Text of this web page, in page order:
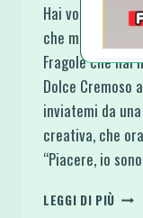
Hai voglia di
che magari ti
Fragole che hai
Dolce Cremoso
inviatemi da
creativa, che
“Piacere, io
LEGGI DI PIÙ GOOD